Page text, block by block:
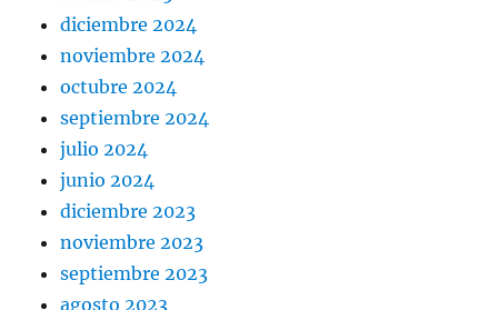
diciembre 2024
noviembre 2024
octubre 2024
septiembre 2024
julio 2024
junio 2024
diciembre 2023
noviembre 2023
septiembre 2023
agosto 2023